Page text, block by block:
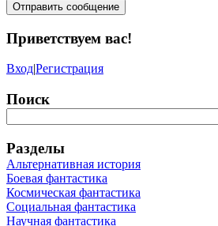
Отправить сообщение
Приветствуем вас!
Вход|Регистрация
Поиск
Разделы
Альтернативная история
Боевая фантастика
Космическая фантастика
Социальная фантастика
Научная фантастика